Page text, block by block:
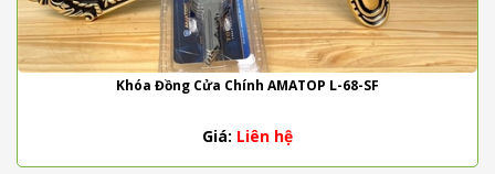
Khóa Đồng Cửa Chính AMATOP L-68-SF
Giá: Liên hệ